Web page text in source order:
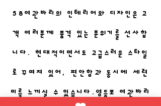
58여관바리의 인테리어와 디자인은 고
객 여러분께 품격 있는 분위기를 선사합
니다. 현대적이면서도 고급스러운 스타일
로 꾸며져 있어, 편안함과 동시에 세련
미를 느끼실 수 있습니다.영등포 여관바리